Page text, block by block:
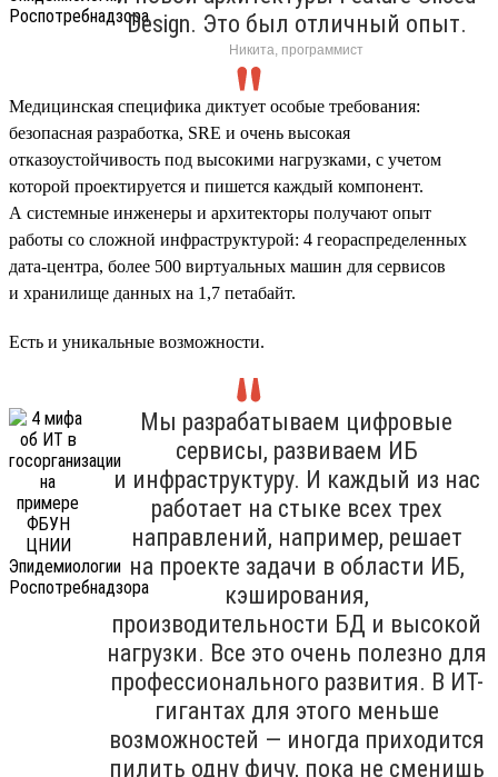
Design. Это был отличный опыт.
Никита, программист
Медицинская специфика диктует особые требования:
безопасная разработка, SRE и очень высокая
отказоустойчивость под высокими нагрузками, с учетом
которой проектируется и пишется каждый компонент.
А системные инженеры и архитекторы получают опыт
работы со сложной инфраструктурой: 4 геораспределенных
дата-центра, более 500 виртуальных машин для сервисов
и хранилище данных на 1,7 петабайт.
Есть и уникальные возможности.
Мы разрабатываем цифровые
сервисы, развиваем ИБ
и инфраструктуру. И каждый из нас
работает на стыке всех трех
направлений, например, решает
на проекте задачи в области ИБ,
кэширования,
производительности БД и высокой
нагрузки. Все это очень полезно для
профессионального развития. В ИТ-
гигантах для этого меньше
возможностей — иногда приходится
пилить одну фичу, пока не сменишь